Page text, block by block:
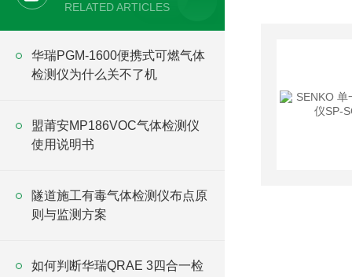
RELATED ARTICLES
华瑞PGM-1600便携式可燃气体
检测仪为什么关不了机
盟莆安MP186VOC气体检测仪
使用说明书
隧道施工有毒气体检测仪布点原
则与监测方案
如何判断华瑞QRAE 3四合一检